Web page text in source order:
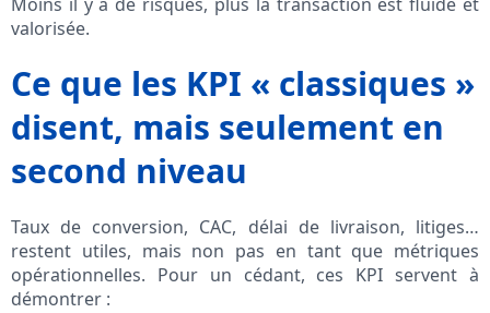
valorisée.
Ce que les KPI « classiques »
disent, mais seulement en
second niveau
Taux de conversion, CAC, délai de livraison, litiges…
restent utiles, mais non pas en tant que métriques
opérationnelles. Pour un cédant, ces KPI servent à
démontrer :